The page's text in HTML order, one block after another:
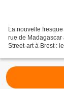
La nouvelle
rue de Madagascar
Street-art à Brest :